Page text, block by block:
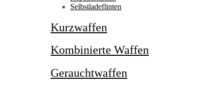
Selbstladeflinten
Kurzwaffen
Kombinierte Waffen
Gerauchtwaffen